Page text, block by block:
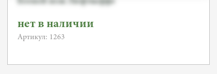
нет в наличии
Артикул: 1263